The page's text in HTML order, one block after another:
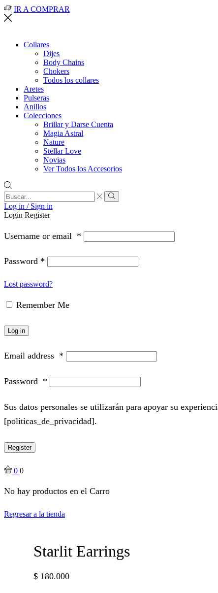
IR A COMPRAR
Collares
Dijes
Body Chains
Chokers
Todos los collares
Aretes
Pulseras
Anillos
Colecciones
Brillar y Darse Cuenta
Magia Astral
Nature
Stellar Love
Novias
Ver Todos los Accesorios
Search
input
Search
Log in / Sign in
Login Register
Username or email *
Password *
Lost password?
Remember Me
Log in
Email address *
Password *
Sus datos personales se utilizarán para apoyar su
[politicas_de_privacidad].
Register
0 0
No hay productos en el Carro
Regresar a la tienda
Starlit Earrings
$ 180.000